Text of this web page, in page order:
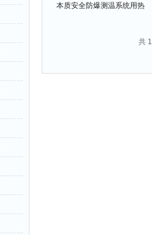
本质安全防爆测温系统用热
共